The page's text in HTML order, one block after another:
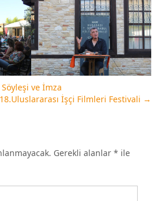
ve İmza
18.Uluslararası İşçi Filmleri Festivali →
Gerekli alanlar * ile